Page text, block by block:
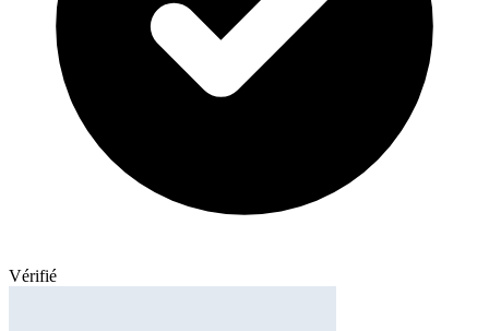
Vérifié